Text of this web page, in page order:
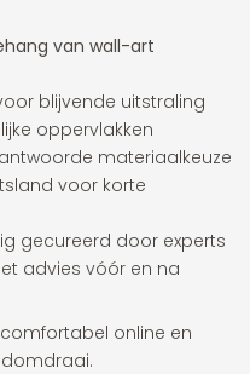
van wall-art
blijvende uitstraling
oppervlakken
materiaalkeuze
voor korte
gecureerd door experts
advies vóór en na
online en